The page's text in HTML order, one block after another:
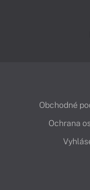
Obchodné
Ochrana